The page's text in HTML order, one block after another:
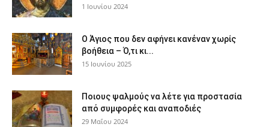
1 Ιουνίου 2024
Ο Άγιος που δεν αφήνει κανέναν χωρίς
βοήθεια – Ό,τι κι...
15 Ιουνίου 2025
Ποιους ψαλμούς να λέτε για προστασία
από συμφορές και αναποδιές
29 Μαΐου 2024